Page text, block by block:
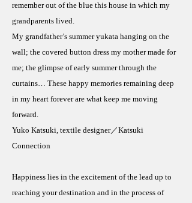
remember out of the blue this house in which my
grandparents lived.
My grandfather’s summer yukata hanging on the
wall; the covered button dress my mother made for
me; the glimpse of early summer through the
curtains… These happy memories remaining deep
in my heart forever are what keep me moving
forward.
Yuko Katsuki, textile designer／Katsuki
Connection
Happiness lies in the excitement of the lead up to
reaching your destination and in the process of